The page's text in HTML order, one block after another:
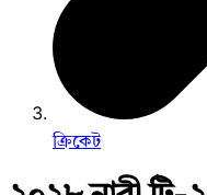
ক্রিকেট